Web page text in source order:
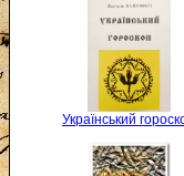
Український